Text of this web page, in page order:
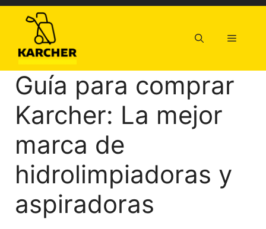
Saltar
contenido
Menú
Guía para comprar
Karcher: La mejor
marca de
hidrolimpiadoras y
aspiradoras